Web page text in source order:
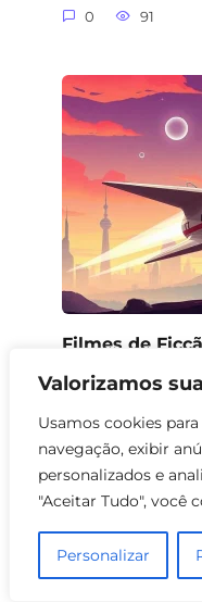
Valorizamos
Usamos cookies
navegação, exibir
personalizados e
"Aceitar Tudo", você
Personalizar
0 91
Filmes de
e Netas